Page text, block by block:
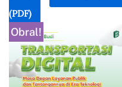
(PDF)
Obral!